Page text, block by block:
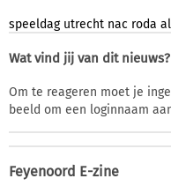
speeldag utrecht nac roda
Wat vind jij van dit nieuws?
Om te reageren moet je
beeld om een loginnaam
Feyenoord E-zine